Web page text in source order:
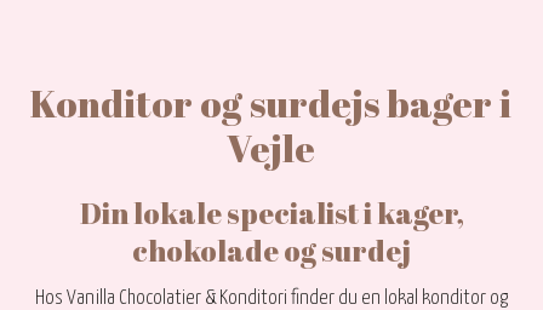
Konditor og surdejs bager i
Vejle
Din lokale specialist i kager,
chokolade og surdej
Hos Vanilla Chocolatier & Konditori finder du en lokal konditor og